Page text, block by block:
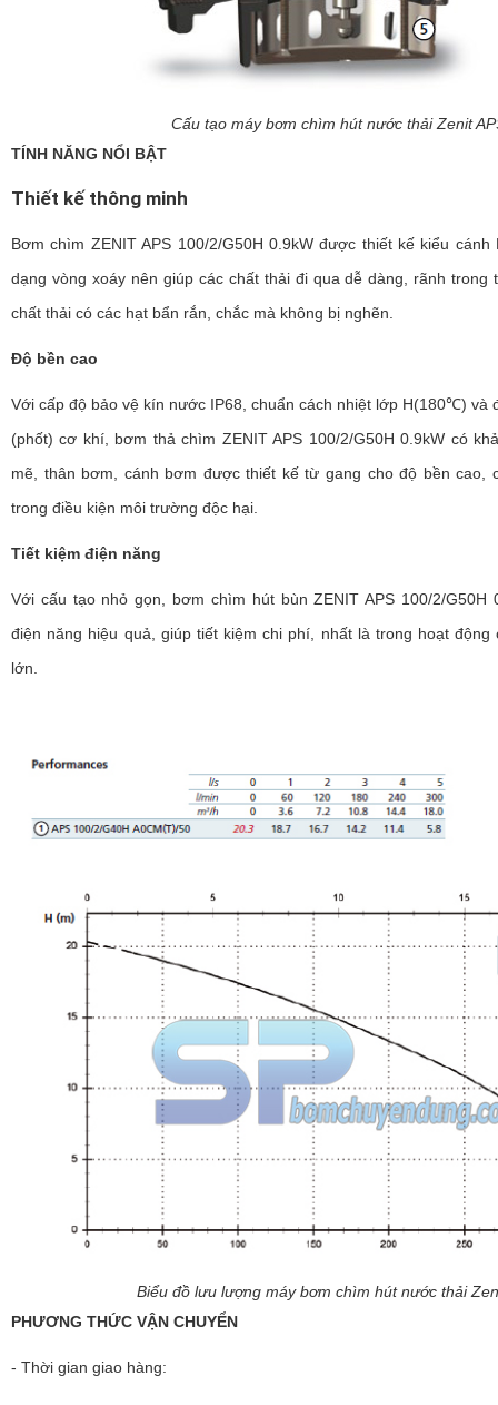
Cấu tạo máy bơm chìm hút nước thải Zenit
TÍNH NĂNG NỔI BẬT
Thiết kế thông minh
Bơm chìm ZENIT APS 100/2/G50H 0.9kW được thiết kế kiểu cánh
dạng vòng xoáy nên giúp các chất thải đi qua dễ dàng, rãnh trong
chất thải có các hạt bẩn rắn, chắc mà không bị nghẽn.
Độ bền cao
Với cấp độ bảo vệ kín nước IP68, chuẩn cách nhiệt lớp H(180℃) và
(phốt) cơ khí, bơm thả chìm ZENIT APS 100/2/G50H 0.9kW có
mẽ, thân bơm, cánh bơm được thiết kế từ gang cho độ bền cao,
trong điều kiện môi trường độc hại.
Tiết kiệm điện năng
Với cấu tạo nhỏ gọn, bơm chìm hút bùn ZENIT APS 100/2/G50H
điện năng hiệu quả, giúp tiết kiệm chi phí, nhất là trong hoạt động
lớn.
Biểu đồ lưu lượng máy bơm chìm hút nước thải
PHƯƠNG THỨC VẬN CHUYỂN
- Thời gian giao hàng: